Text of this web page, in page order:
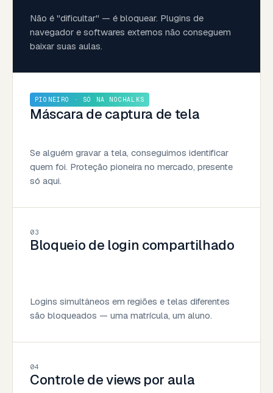
Não é "dificultar" — é bloquear. Plugins de
navegador e softwares externos não conseguem
baixar suas aulas.
PIONEIRO · SÓ NA NOCHALKS
Máscara de captura de tela
Se alguém gravar a tela, conseguimos identificar
quem foi. Proteção pioneira no mercado, presente
só aqui.
03
Bloqueio de login compartilhado
Logins simultâneos em regiões e telas diferentes
são bloqueados — uma matrícula, um aluno.
04
Controle de views por aula